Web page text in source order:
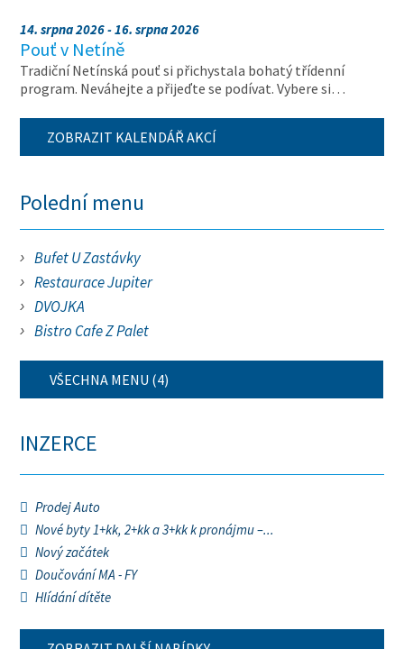
14. srpna 2026 - 16. srpna 2026
Pouť v Netíně
Tradiční Netínská pouť si přichystala bohatý třídenní
program. Neváhejte a přijeďte se podívat. Vybere si…
ZOBRAZIT KALENDÁŘ AKCÍ
Polední menu
Bufet U Zastávky
Restaurace Jupiter
DVOJKA
Bistro Cafe Z Palet
VŠECHNA MENU (4)
INZERCE
Prodej Auto
Nové byty 1+kk, 2+kk a 3+kk k pronájmu –...
Nový začátek
Doučování MA - FY
Hlídání dítěte